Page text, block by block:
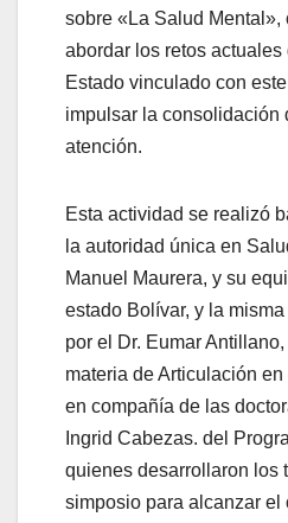
sobre «La Salud
abordar los retos actuales
Estado vinculado con
impulsar la consolidación
atención.
Esta actividad se realizó
la autoridad única en
Manuel Maurera, y su
estado Bolívar, y la
por el Dr. Eumar
materia de Articulación
en compañía de las
Ingrid Cabezas. del
quienes desarrollaron los
simposio para alcanzar el